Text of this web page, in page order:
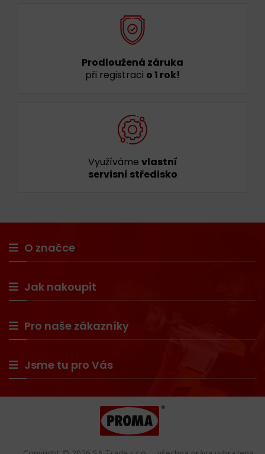
Prodloužená záruka
při registraci o 1 rok!
Využíváme vlastní
servisní středisko
O značce
Jak nakoupit
Pro naše zákazníky
Jsme tu pro Vás